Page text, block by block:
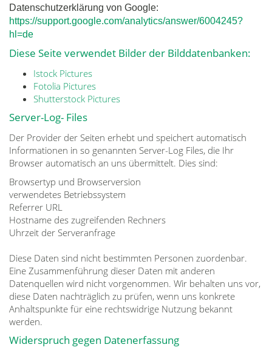
Datenschutzerklärung von Google:
https://support.google.com/analytics/answer/6004245?
hl=de
Diese Seite verwendet Bilder der Bilddatenbanken:
Istock Pictures
Fotolia Pictures
Shutterstock Pictures
Server-Log- Files
Der Provider der Seiten erhebt und speichert automatisch
Informationen in so genannten Server-Log Files, die Ihr
Browser automatisch an uns übermittelt. Dies sind:
Browsertyp und Browserversion
verwendetes Betriebssystem
Referrer URL
Hostname des zugreifenden Rechners
Uhrzeit der Serveranfrage
Diese Daten sind nicht bestimmten Personen zuordenbar.
Eine Zusammenführung dieser Daten mit anderen
Datenquellen wird nicht vorgenommen. Wir behalten uns vor,
diese Daten nachträglich zu prüfen, wenn uns konkrete
Anhaltspunkte für eine rechtswidrige Nutzung bekannt
werden.
Widerspruch gegen Datenerfassung